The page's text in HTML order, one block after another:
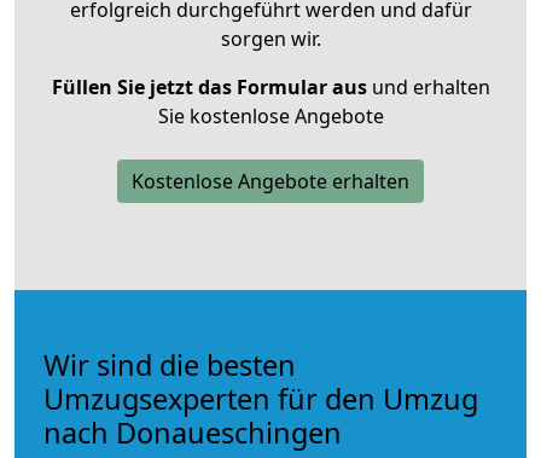
erfolgreich durchgeführt werden und dafür
sorgen wir.
Füllen Sie jetzt das Formular ausund erhalten
Sie kostenlose Angebote
Kostenlose Angebote erhalten
Wir sind die besten
Umzugsexperten für den Umzug
nach Donaueschingen